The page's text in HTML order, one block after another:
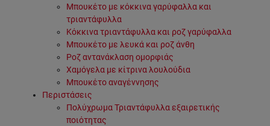
Μπουκέτο με κόκκινα γαρύφαλλα και
τριαντάφυλλα
Κόκκινα τριαντάφυλλα και ροζ γαρύφαλλα
Μπουκέτο με λευκά και ροζ άνθη
Ροζ αντανάκλαση ομορφιάς
Χαμόγελα με κίτρινα λουλούδια
Μπουκέτο αναγέννησης
Περιστάσεις
Πολύχρωμα Τριαντάφυλλα εξαιρετικής
ποιότητας